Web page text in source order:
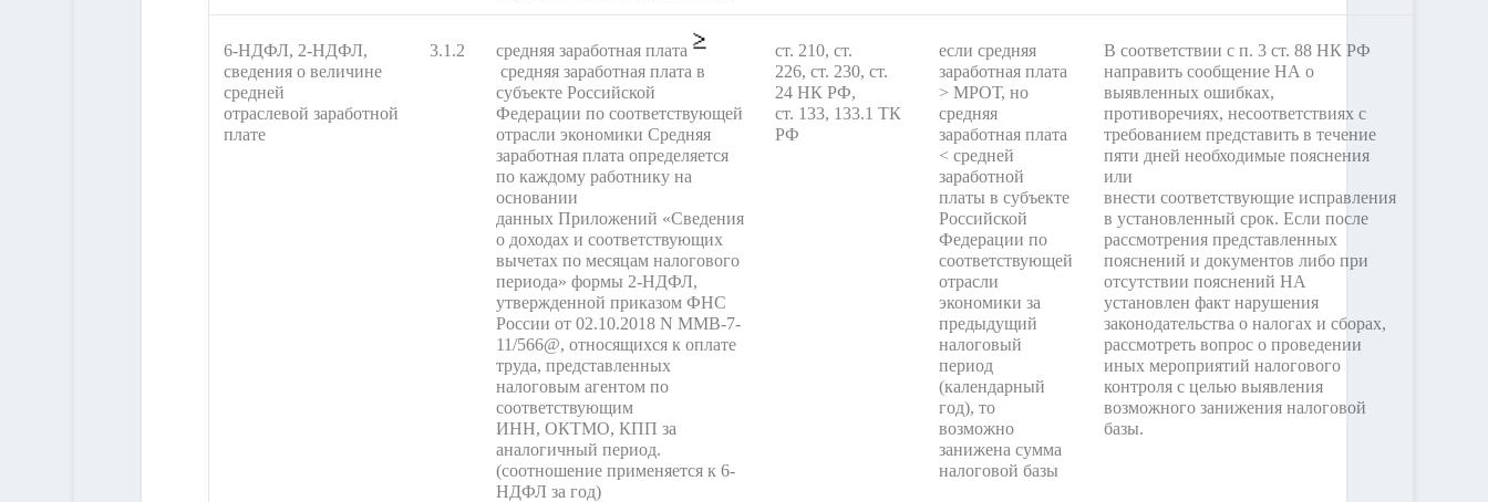
6-НДФЛ, 2-НДФЛ,
сведения о величине
средней
отраслевой заработной
плате
3.1.2
средняя заработная плата
средняя заработная плата в
субъекте Российской
Федерации по соответствующей
отрасли экономики Средняя
заработная плата определяется
по каждому работнику на
основании
данных Приложений «Сведения
о доходах и соответствующих
вычетах по месяцам налогового
периода» формы 2-НДФЛ,
утвержденной приказом ФНС
России от 02.10.2018 N ММВ-7-
11/566@, относящихся к оплате
труда, представленных
налоговым агентом по
соответствующим
ИНН, ОКТМО, КПП за
аналогичный период.
(соотношение применяется к 6-
НДФЛ за год)
ст. 210, ст.
226, ст. 230, ст.
24 НК РФ,
ст. 133, 133.1 ТК
РФ
если средняя
заработная плата
> МРОТ, но
средняя
заработная плата
< средней
заработной
платы в субъекте
Российской
Федерации по
соответствующей
отрасли
экономики за
предыдущий
налоговый
период
(календарный
год), то
возможно
занижена сумма
налоговой базы
В соответствии с п. 3 ст. 88 НК РФ
направить сообщение НА о
выявленных ошибках,
противоречиях, несоответствиях с
требованием представить в течение
пяти дней необходимые пояснения
или
внести соответствующие исправления
в установленный срок. Если после
рассмотрения представленных
пояснений и документов либо при
отсутствии пояснений НА
установлен факт нарушения
законодательства о налогах и сборах,
рассмотреть вопрос о проведении
иных мероприятий налогового
контроля с целью выявления
возможного занижения налоговой
базы.